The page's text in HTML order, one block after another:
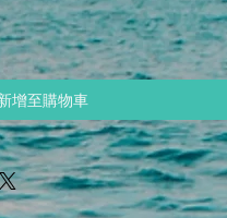
增至購物車